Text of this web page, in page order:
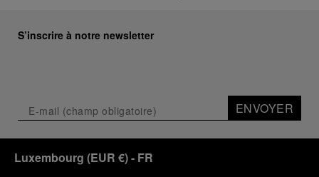
S’inscrire à notre newsletter
ENVOYER
Luxembourg (EUR €)- FR